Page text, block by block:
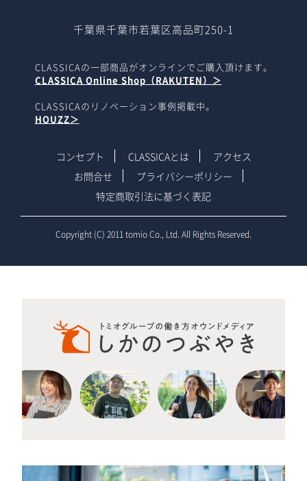
千葉県千葉市若葉区高品町250-1
CLASSICAの一部商品がオンラインでご購入頂けます。
CLASSICA Online Shop（RAKUTEN）＞
CLASSICAのリノベーション事例掲載中。
HOUZZ＞
コンセプト CLASSICAとは
アクセス
お問合せ
プライバシーポリシー
特定商取引法に基づく表記
Copyright (C) 2011 tomio Co., Ltd. All Rights Reserved.